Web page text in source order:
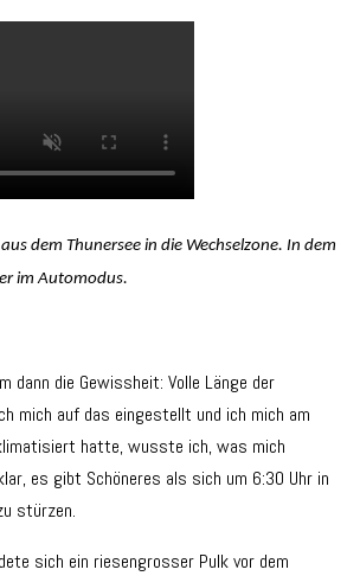
dem Thunersee in die Wechselzone. In dem
im Automodus.
dann die Gewissheit: Volle Länge der
mich auf das eingestellt und ich mich am
hatte, wusste ich, was mich
es gibt Schöneres als sich um 6:30 Uhr in
stürzen.
sich ein riesengrosser Pulk vor dem